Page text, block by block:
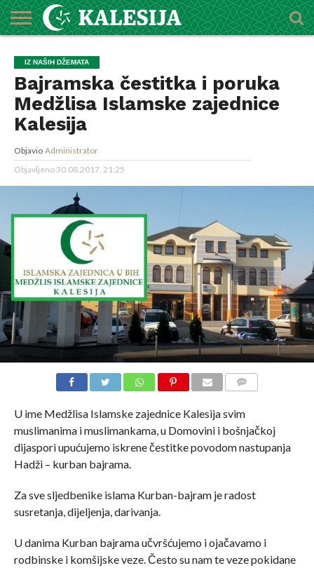
O
MEDŽLISU
DŽEMATI
IMAMI
MEKTEBSKI
CENTAR
VIJESTI
HUTBE
NAJAVE
KALENDAR
KONTAKT
IZ NAŠIH DŽEMATA
Bajramska čestitka i poruka
Medžlisa Islamske zajednice
Kalesija
Objavio Administrator
Objavljeno30.08.2017. 21:25
U ime Medžlisa Islamske zajednice Kalesija svim
muslimanima i muslimankama, u Domovini i bošnjačkoj
dijaspori upućujemo iskrene čestitke povodom nastupanja
Hadži – kurban bajrama.
Za sve sljedbenike islama Kurban-bajram je radost
susretanja, dijeljenja, darivanja.
U danima Kurban bajrama učvršćujemo i ojačavamo i
rodbinske i komšijske veze. Često su nam te veze pokidane